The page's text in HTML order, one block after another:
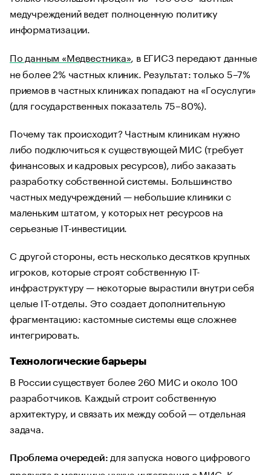
медучреждений ведет полноценную политику
информатизации.
По данным «Медвестника», в ЕГИСЗ передают данные
не более 2% частных клиник. Результат: только 5–7%
приемов в частных клиниках попадают на «Госуслуги»
(для государственных показатель 75–80%).
Почему так происходит? Частным клиникам нужно
либо подключиться к существующей МИС (требует
финансовых и кадровых ресурсов), либо заказать
разработку собственной системы. Большинство
частных медучреждений — небольшие клиники с
маленьким штатом, у которых нет ресурсов на
серьезные IT-инвестиции.
С другой стороны, есть несколько десятков крупных
игроков, которые строят собственную IT-
инфраструктуру — некоторые вырастили внутри себя
целые IT-отделы. Это создает дополнительную
фрагментацию: кастомные системы еще сложнее
интегрировать.
Технологические барьеры
В России существует более 260 МИС и около 100
разработчиков. Каждый строит собственную
архитектуру, и связать их между собой — отдельная
задача.
Проблема очередей: для запуска нового цифрового